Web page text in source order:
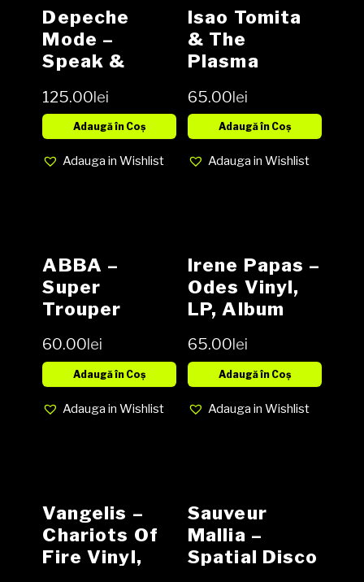
Depeche
Mode –
Speak &
LP, Album,
Orlake First
media VG
125.00lei
Adaugă în Coș
Adauga in Wishlist
Isao Tomita
& The
Plasma
Orchestra –
Grand
LP, Album
65.00lei
Adaugă în Coș
Adauga in Wishlist
ABBA –
Super
Trouper
Album, media
VG+ cover VG
60.00lei
Adaugă în Coș
Adauga in Wishlist
Irene Papas –
Odes Vinyl,
LP, Album
cover VG
65.00lei
Adaugă în Coș
Adauga in Wishlist
Vangelis –
Chariots Of
Fire Vinyl,
Sauveur
Mallia –
Spatial Disco